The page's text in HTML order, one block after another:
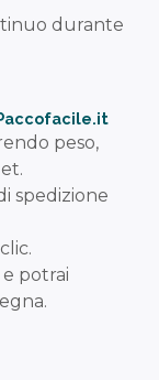
durante
peso,
spedizione
potrai